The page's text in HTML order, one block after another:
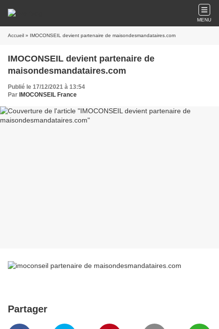
MENU
Accueil » IMOCONSEIL devient partenaire de maisondesmandataires.com
IMOCONSEIL devient partenaire de
maisondesmandataires.com
Publié le 17/12/2021 à 13:54
Par IMOCONSEIL France
Partager